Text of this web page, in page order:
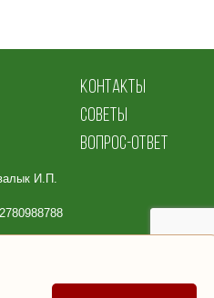
КОНТАКТЫ
СОВЕТЫ
ВОПРОС-ОТВЕТ
И.П.
Москва